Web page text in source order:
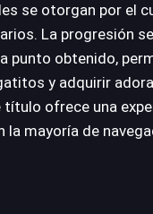
se otorgan por el
La progresión
punto obtenido,
y adquirir
título ofrece una
la mayoría de